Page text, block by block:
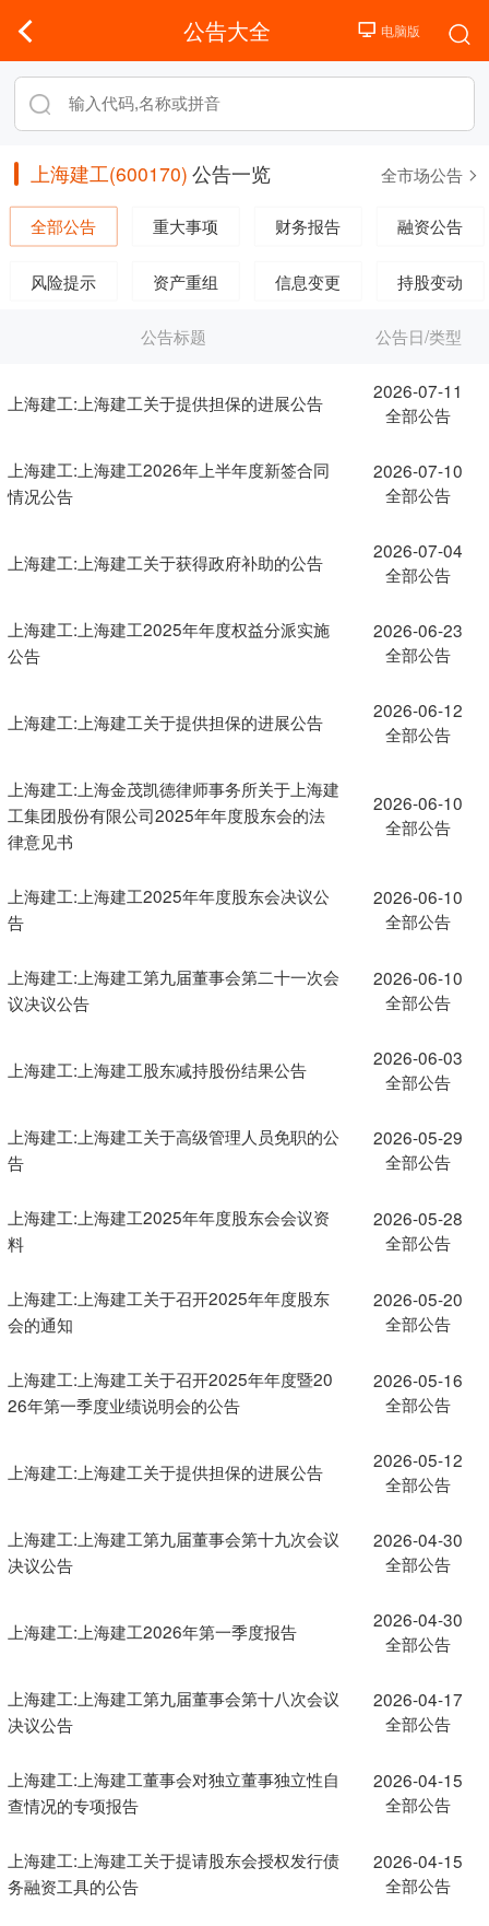
公告大全
上海建工(600170) 公告一览 全市场公告
全部公告 重大事项 财务报告 融资公告
风险提示 资产重组 信息变更 持股变动
公告标题 公告日/类型
上海建工:上海建工关于提供担保的进展公告
2026-07-11
全部公告
上海建工:上海建工2026年上半年度新签合同
情况公告
2026-07-10
全部公告
上海建工:上海建工关于获得政府补助的公告
2026-07-04
全部公告
上海建工:上海建工2025年年度权益分派实施
公告
2026-06-23
全部公告
上海建工:上海建工关于提供担保的进展公告
2026-06-12
全部公告
上海建工:上海金茂凯德律师事务所关于上海建
工集团股份有限公司2025年年度股东会的法
律意见书
2026-06-10
全部公告
上海建工:上海建工2025年年度股东会决议公
告
2026-06-10
全部公告
上海建工:上海建工第九届董事会第二十一次会
议决议公告
2026-06-10
全部公告
上海建工:上海建工股东减持股份结果公告
2026-06-03
全部公告
上海建工:上海建工关于高级管理人员免职的公
告
2026-05-29
全部公告
上海建工:上海建工2025年年度股东会会议资
料
2026-05-28
全部公告
上海建工:上海建工关于召开2025年年度股东
会的通知
2026-05-20
全部公告
上海建工:上海建工关于召开2025年年度暨20
26年第一季度业绩说明会的公告
2026-05-16
全部公告
上海建工:上海建工关于提供担保的进展公告
2026-05-12
全部公告
上海建工:上海建工第九届董事会第十九次会议
决议公告
2026-04-30
全部公告
上海建工:上海建工2026年第一季度报告
2026-04-30
全部公告
上海建工:上海建工第九届董事会第十八次会议
决议公告
2026-04-17
全部公告
上海建工:上海建工董事会对独立董事独立性自
查情况的专项报告
2026-04-15
全部公告
上海建工:上海建工关于提请股东会授权发行债
务融资工具的公告
2026-04-15
全部公告